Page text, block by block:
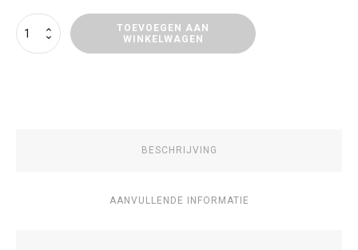
Deurpanelen
Fiat
TOEVOEGEN AAN
WINKELWAGEN
BESCHRIJVING
AANVULLENDE INFORMATIE